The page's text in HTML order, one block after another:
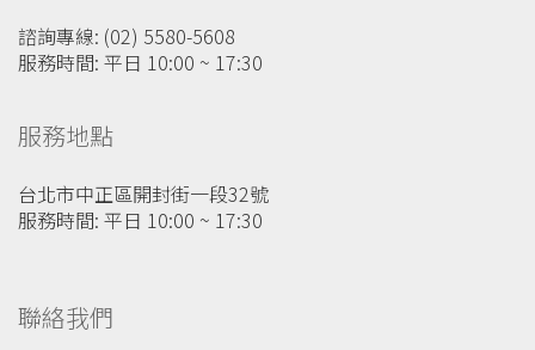
諮詢專線: (02) 5580-5608
服務時間: 平日 10:00 ~ 17:30
服務地點
台北市中正區開封街一段32號
服務時間: 平日 10:00 ~ 17:30
聯絡我們